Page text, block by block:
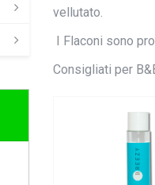
vellutato.
I Flaconi sono
Consigliati per